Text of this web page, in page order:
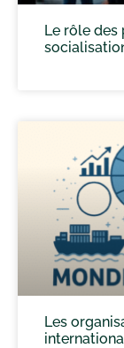
Le rôle des
Les